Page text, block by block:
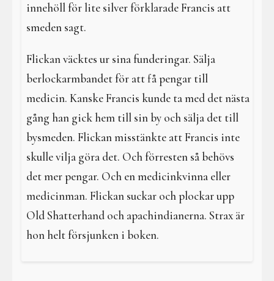
innehöll för lite silver förklarade Francis att
smeden sagt.
Flickan väcktes ur sina funderingar. Sälja
berlockarmbandet för att få pengar till
medicin. Kanske Francis kunde ta med det nästa
gång han gick hem till sin by och sälja det till
bysmeden. Flickan misstänkte att Francis inte
skulle vilja göra det. Och förresten så behövs
det mer pengar. Och en medicinkvinna eller
medicinman. Flickan suckar och plockar upp
Old Shatterhand och apachindianerna. Strax är
hon helt försjunken i boken.